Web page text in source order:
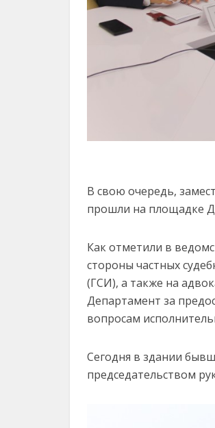
В свою очередь,
прошли на площадке
Как отметили в
стороны частных
(ГСИ), а также на
Департамент за
вопросам
Сегодня в здании
председательством